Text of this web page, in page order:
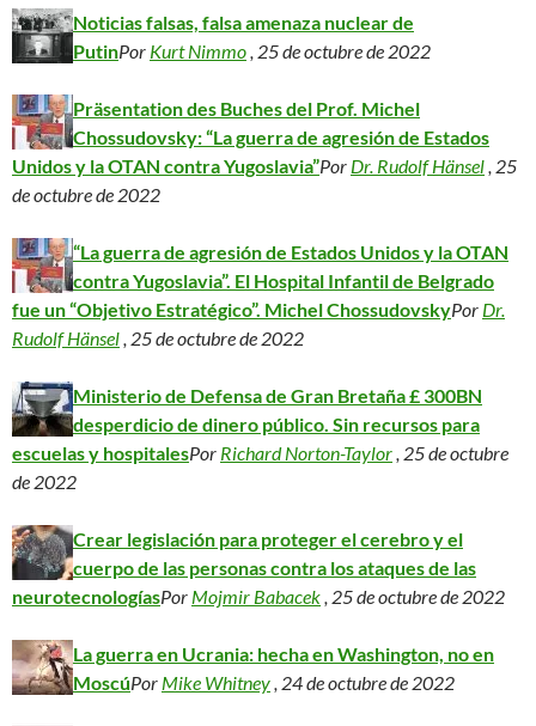
Noticias falsas, falsa amenaza nuclear de
PutinPor Kurt Nimmo, 25 de octubre de 2022
Präsentation des Buches del Prof. Michel
Chossudovsky: “La guerra de agresión de Estados
Unidos y la OTAN contra Yugoslavia”Por Dr. Rudolf Hänsel, 25
de octubre de 2022
“La guerra de agresión de Estados Unidos y la OTAN
contra Yugoslavia”. El Hospital Infantil de Belgrado
fue un “Objetivo Estratégico”. Michel ChossudovskyPor Dr.
Rudolf Hänsel, 25 de octubre de 2022
Ministerio de Defensa de Gran Bretaña £ 300BN
desperdicio de dinero público. Sin recursos para
escuelas y hospitalesPor Richard Norton-Taylor, 25 de octubre
de 2022
Crear legislación para proteger el cerebro y el
cuerpo de las personas contra los ataques de las
neurotecnologíasPor Mojmir Babacek, 25 de octubre de 2022
La guerra en Ucrania: hecha en Washington, no en
MoscúPor Mike Whitney, 24 de octubre de 2022